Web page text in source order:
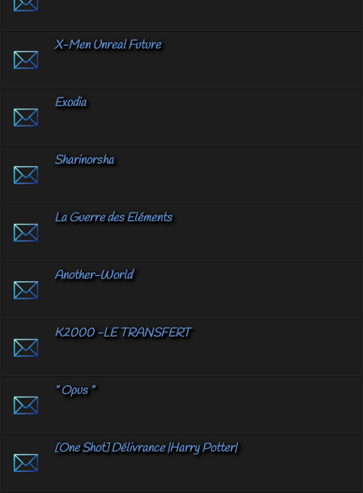
X-Men Unreal Future
Exodia
Sharinorsha
La Guerre des Eléments
Another-World
K2000 -LE TRANSFERT
" Opus "
[One Shot] Délivrance |Harry Potter|